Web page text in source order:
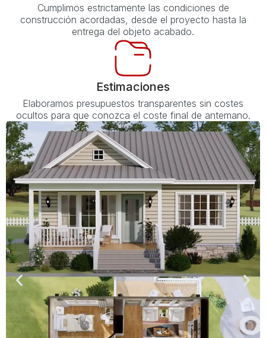
Cumplimos estrictamente las condiciones de
construcción acordadas, desde el proyecto hasta la
entrega del objeto acabado.
Estimaciones
Elaboramos presupuestos transparentes sin costes
ocultos para que conozca el coste final de antemano.